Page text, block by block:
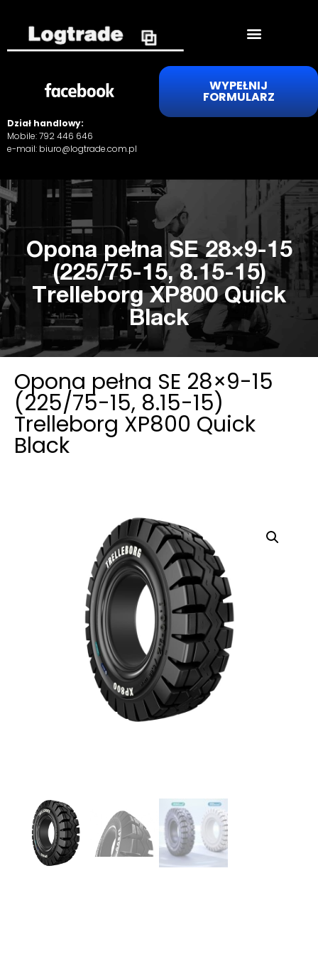
WYPEŁNIJ
FORMULARZ
Dział handlowy:
Mobile:792 446 646
e-mail: biuro@logtrade.com.pl
Opona pełna SE 28×9-15
(225/75-15, 8.15-15)
Trelleborg XP800 Quick
Black
Opona pełna SE 28×9-15
(225/75-15, 8.15-15)
Trelleborg XP800 Quick
Black